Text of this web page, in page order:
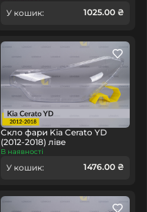
У кошик: 1025.00 ₴
Скло фари Kia Cerato YD
(2012-2018) ліве
В наявності
У кошик: 1476.00 ₴